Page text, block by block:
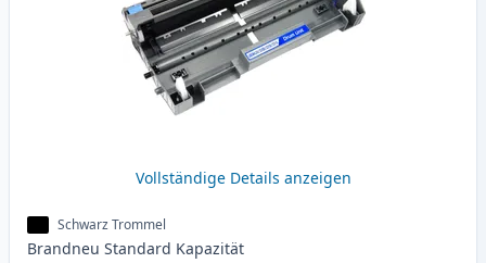
Vollständige Details anzeigen
Schwarz Trommel
Brandneu Standard Kapazität